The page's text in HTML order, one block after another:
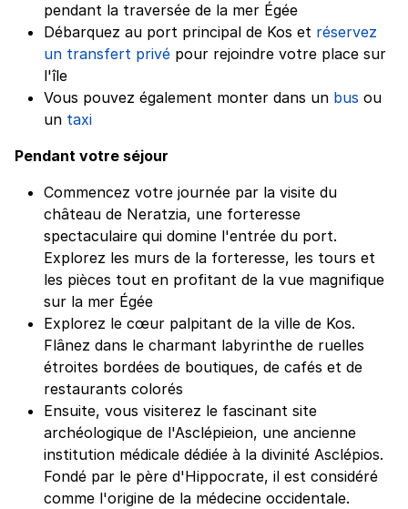
pendant la traversée de la mer Égée
Débarquez au port principal de Kos et réservez
un transfert privé pour rejoindre votre place sur
l'île
Vous pouvez également monter dans un bus ou
un taxi
Pendant votre séjour
Commencez votre journée par la visite du
château de Neratzia, une forteresse
spectaculaire qui domine l'entrée du port.
Explorez les murs de la forteresse, les tours et
les pièces tout en profitant de la vue magnifique
sur la mer Égée
Explorez le cœur palpitant de la ville de Kos.
Flânez dans le charmant labyrinthe de ruelles
étroites bordées de boutiques, de cafés et de
restaurants colorés
Ensuite, vous visiterez le fascinant site
archéologique de l'Asclépieion, une ancienne
institution médicale dédiée à la divinité Asclépios.
Fondé par le père d'Hippocrate, il est considéré
comme l'origine de la médecine occidentale.